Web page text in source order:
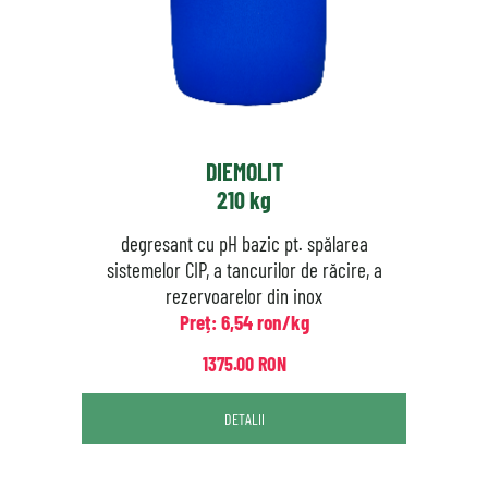
DIEMOLIT
210 kg
degresant cu pH bazic pt. spălarea
sistemelor CIP, a tancurilor de răcire, a
rezervoarelor din inox
Preț: 6,54 ron/kg
1375.00 RON
DETALII